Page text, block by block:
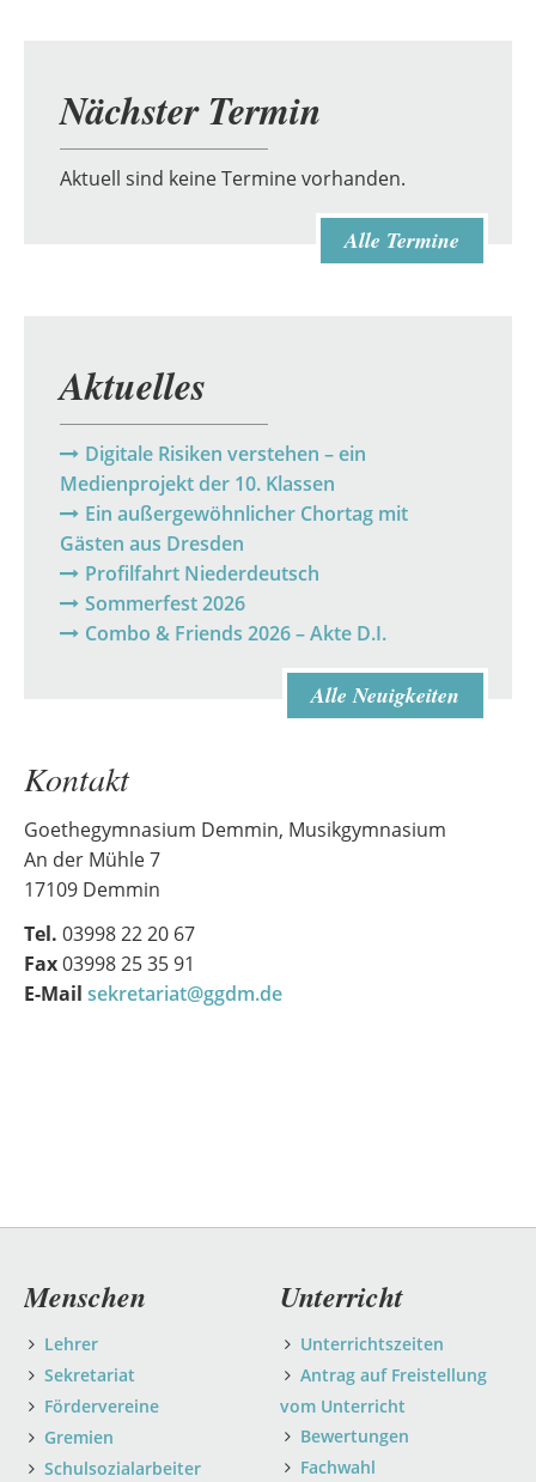
Nächster Termin
Aktuell sind keine Termine vorhanden.
Alle Termine
Aktuelles
Digitale Risiken verstehen – ein
Medienprojekt der 10. Klassen
Ein außergewöhnlicher Chortag mit
Gästen aus Dresden
Profilfahrt Niederdeutsch
Sommerfest 2026
Combo & Friends 2026 – Akte D.I.
Alle Neuigkeiten
Kontakt
Goethegymnasium Demmin, Musikgymnasium
An der Mühle 7
17109 Demmin
Tel. 03998 22 20 67
Fax03998 25 35 91
E-Mail sekretariat@ggdm.de
Navigation
Menschen
Lehrer
Sekretariat
Fördervereine
Gremien
Schulsozialarbeiter
Unterricht
Unterrichtszeiten
Antrag auf Freistellung
vom Unterricht
Bewertungen
Fachwahl